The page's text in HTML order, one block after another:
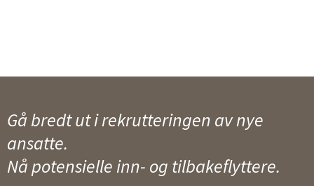
Gå bredt ut i rekrutteringen av nye
ansatte.
Nå potensielle inn- og tilbakeflyttere.